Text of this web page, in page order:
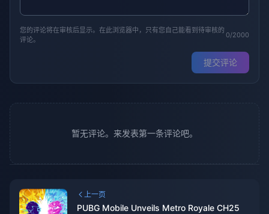
您的评论将在审核后显示。在此浏览器中，只有您自己能看到待审核的
评论。
0/2000
提交评论
暂无评论。来发表第一条评论吧。
上一页
PUBG Mobile Unveils Metro Royale CH25